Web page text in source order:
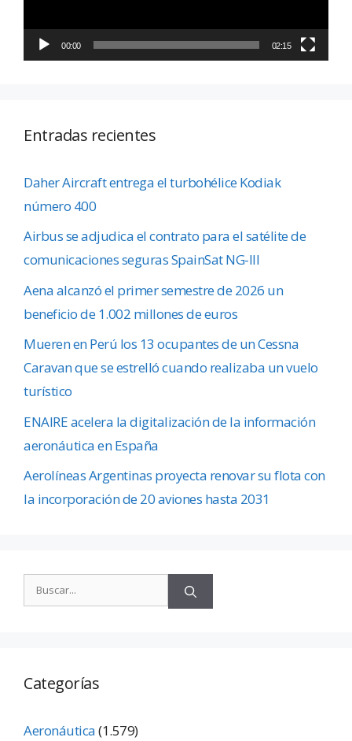
00:00 02:15
Entradas recientes
Daher Aircraft entrega el turbohélice Kodiak
número 400
Airbus se adjudica el contrato para el satélite de
comunicaciones seguras SpainSat NG-III
Aena alcanzó el primer semestre de 2026 un
beneficio de 1.002 millones de euros
Mueren en Perú los 13 ocupantes de un Cessna
Caravan que se estrelló cuando realizaba un vuelo
turístico
ENAIRE acelera la digitalización de la información
aeronáutica en España
Aerolíneas Argentinas proyecta renovar su flota con
la incorporación de 20 aviones hasta 2031
Categorías
Aeronáutica(1.579)